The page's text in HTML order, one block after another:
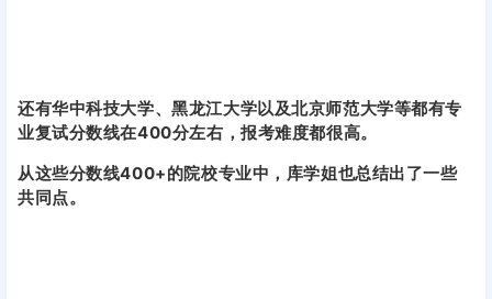
还有华中科技大学、黑龙江大学以及北京师范大学等都有专
业复试分数线在400分左右，报考难度都很高。
从这些分数线400+的院校专业中，库学姐也总结出了一些
共同点。